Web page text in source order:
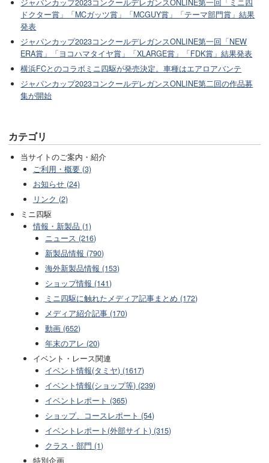
ジャパンカップ2023コンクールデレガンスONLINE第一回「ミニ四
ドクター賞」「MCガッツ賞」「MCGUY賞」「テーマ部門賞」結果
発表
ジャパンカップ2023コンクールデレガンスONLINE第一回「NEW
ERA賞」「ヨコハマタイヤ賞」「XLARGE賞」「FDK賞」結果発表
横浜FCとのコラボミニ四駆が発売決定。車種はエアロアバンテ
ジャパンカップ2023コンクールデレガンスONLINE第二回の作品募
集が開始
カテゴリ
当サイトのご案内・紹介
ご利用・概要 (3)
お知らせ (24)
リンク (2)
ミニ四駆
情報・新製品 (1)
ニュース (216)
新製品情報 (790)
海外新製品情報 (153)
ショップ情報 (141)
ミニ四駆に触れたメディア記事まとめ (172)
メディア紹介記事 (170)
動画 (652)
年末のアレ (20)
イベント・レース関連
イベント情報(タミヤ) (1617)
イベント情報(ショップ等) (239)
イベントレポート (365)
ショップ、コースレポート (54)
イベントレポート(外部サイト) (315)
クラス・部門 (1)
特別企画